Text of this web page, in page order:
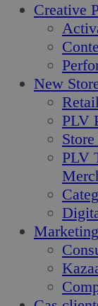
Creative
New
PLV
PLV